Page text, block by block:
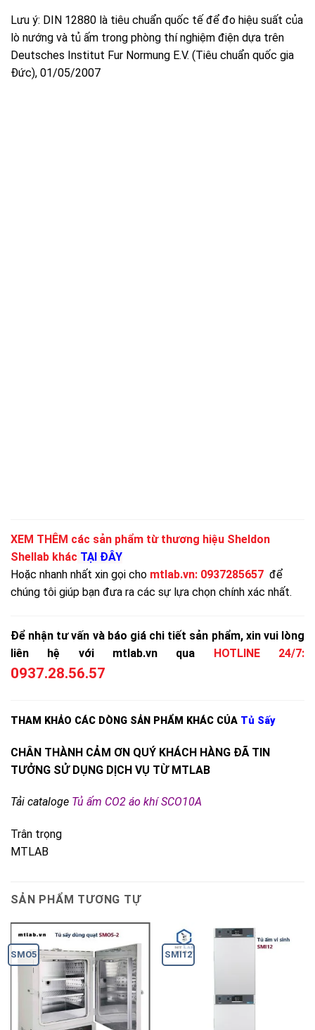
Lưu ý: DIN 12880 là tiêu chuẩn quốc tế để đo hiệu suất của
lò nướng và tủ ấm trong phòng thí nghiệm điện dựa trên
Deutsches Institut Fur Normung E.V. (Tiêu chuẩn quốc gia
Đức), 01/05/2007
XEM THÊM các sản phẩm từ thương hiệu Sheldon
Shellab khác TẠI ĐÂY
Hoặc nhanh nhất xin gọi cho mtlab.vn: 0937285657 để
chúng tôi giúp bạn đưa ra các sự lựa chọn chính xác nhất.
Để nhận tư vấn và báo giá chi tiết sản phẩm, xin vui lòng
liên hệ với mtlab.vn qua HOTLINE 24/7:
0937.28.56.57
THAM KHẢO CÁC DÒNG SẢN PHẨM KHÁC CỦA Tủ Sấy
CHÂN THÀNH CẢM ƠN QUÝ KHÁCH HÀNG ĐÃ TIN
TƯỞNG SỬ DỤNG DỊCH VỤ TỪ MTLAB
Tải cataloge Tủ ấm CO2 áo khí SCO10A
Trân trọng
MTLAB
SẢN PHẨM TƯƠNG TỰ
SMO5 SMI12